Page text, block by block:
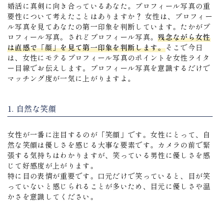
婚活に真剣に向き合っているあなた。プロフィール写真の重
要性について考えたことはありますか？ 女性は、プロフィー
ル写真を見てあなたの第一印象を判断しています。たかがプ
ロフィール写真。されどプロフィール写真。残念ながら女性
は直感で「顔」を見て第一印象を判断します。そこで今日
は、女性にモテるプロフィール写真のポイントを女性ライタ
ー目線でお伝えします。プロフィール写真を意識するだけで
マッチング度が一気に上がりますよ。
1. 自然な笑顔
女性が一番に注目するのが「笑顔」です。女性にとって、自
然な笑顔は優しさを感じる大事な要素です。カメラの前で緊
張する気持ちはわかりますが、笑っている男性に優しさを感
じて好感度が上がります。
特に目の表情が重要です。口元だけで笑っていると、目が笑
っていないと感じられることが多いため、目元に優しさや温
かさを意識してください。